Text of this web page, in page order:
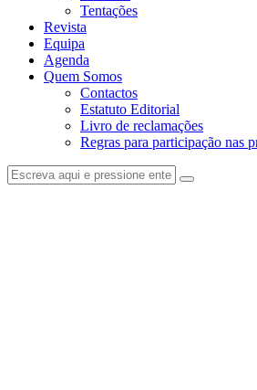
Tentações
Revista
Equipa
Agenda
Quem Somos
Contactos
Estatuto Editorial
Livro de reclamações
Regras para participação nas